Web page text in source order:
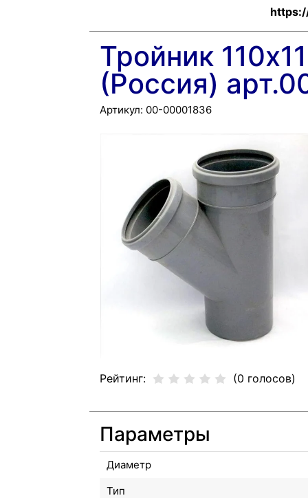
Тройник
(Россия)
Артикул: 00-00001836
Рейтинг: (0 голосов)
Параметры
Диаметр
Тип